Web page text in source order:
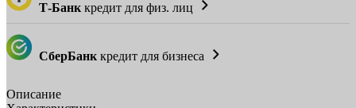
Т-Банк кредит для физ. лиц
СберБанк кредит для бизнеса
Описание